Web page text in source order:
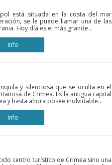
está situada en la costa del mar
se le puede llamar una de las
Hoy día es el más grande...
Info
y silenciosa que se oculta en el
de Crimea. Es la antigua capital
y hasta ahora posee inolvidable...
Info
centro turístico de Crimea sino una